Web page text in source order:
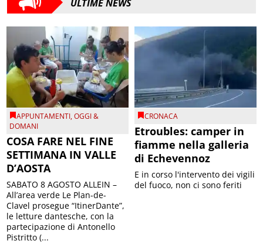
ULTIME NEWS
APPUNTAMENTI,OGGI &
DOMANI
COSA FARE NEL FINE
SETTIMANA IN VALLE
D’AOSTA
SABATO 8 AGOSTO ALLEIN –
All’area verde Le Plan-de-
Clavel prosegue “ItinerDante”,
le letture dantesche, con la
partecipazione di Antonello
Pistritto (...
CRONACA
Etroubles: camper in
fiamme nella galleria
di Echevennoz
E in corso l'intervento dei vigili
del fuoco, non ci sono feriti